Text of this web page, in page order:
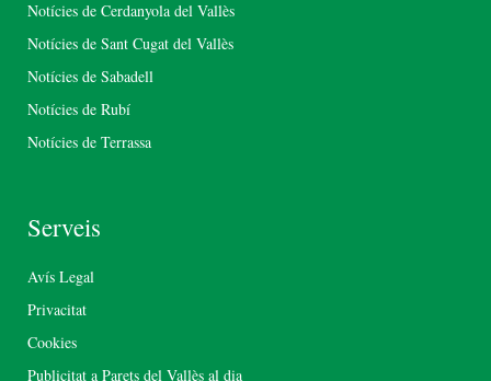
Notícies de Cerdanyola del Vallès
Notícies de Sant Cugat del Vallès
Notícies de Sabadell
Notícies de Rubí
Notícies de Terrassa
Serveis
Avís Legal
Privacitat
Cookies
Publicitat a Parets del Vallès al dia